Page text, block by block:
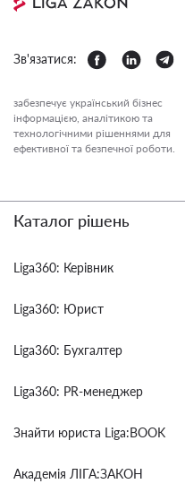
Зв'язатися:
забезпечує український бізнес
інформацією, аналітикою та
технологічними рішеннями для
ефективної та безпечної роботи.
Каталог рішень
Liga360: Керівник
Liga360: Юрист
Liga360: Бухгалтер
Liga360: PR-менеджер
Знайти юриста Liga:BOOK
Академія ЛІГА:ЗАКОН